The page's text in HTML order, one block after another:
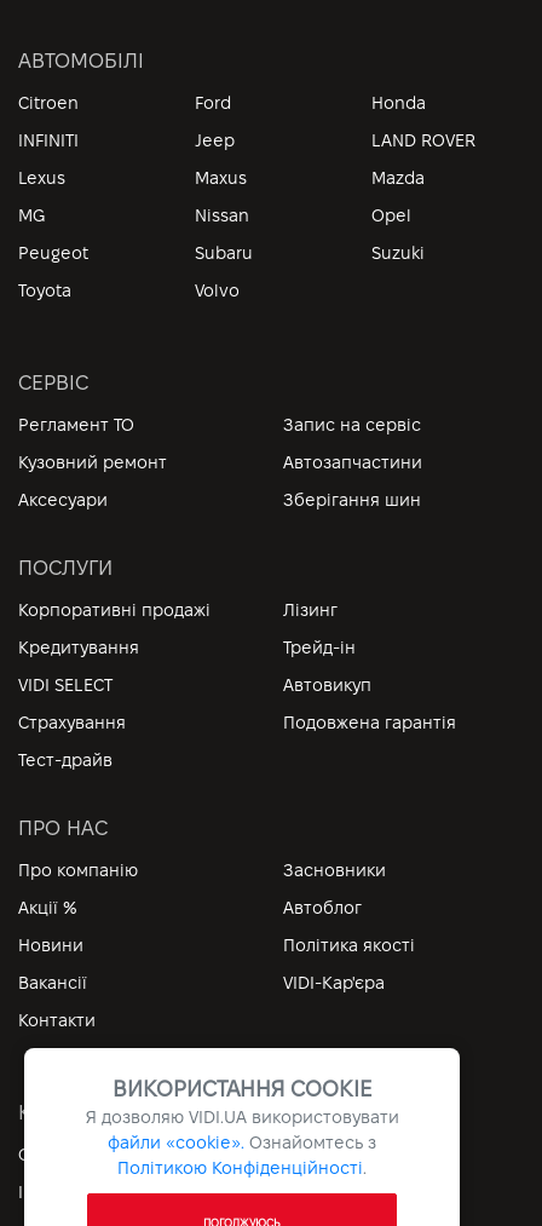
АВТОМОБІЛІ
Citroen Ford
Honda
INFINITI
Jeep
LAND ROVER
Lexus
Maxus
Mazda
MG
Nissan
Opel
Peugeot
Subaru
Suzuki
Toyota
Volvo
СЕРВІС
Регламент ТО
Запис на сервіс
Кузовний ремонт
Автозапчастини
Аксесуари
Зберігання шин
ПОСЛУГИ
Корпоративні продажі
Лізинг
Кредитування
Трейд-ін
VIDI SELECT
Автовикуп
Страхування
Подовжена гарантія
Тест-драйв
ПРО НАС
Про компанію
Засновники
Акції %
Автоблог
Новини
Політика якості
Вакансії
VIDI-Кар'єра
Контакти
КОРИСНІ ПОСИЛАННЯ
Особистий кабінет
Контакти
Інформація
Архів
ВИКОРИСТАННЯ COOKIE
Я дозволяю VIDI.UAвикористовувати
файли «cookie». Ознайомтесь з
Політикою Конфіденційності.
ПОГОДЖУЮСЬ